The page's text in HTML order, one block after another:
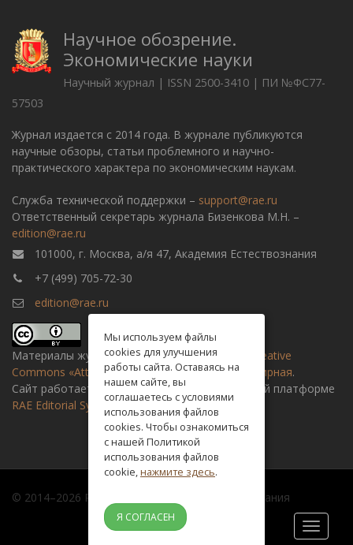
Научное обозрение.
Экономические науки
Научный журнал | ISSN 2500-3410 | ПИ №ФС77-
57503
Журнал издается с 2014 года. В журнале публикуются
научные обзоры, статьи проблемного и научно-
практического характера по экономическим наукам.
Служба технической поддержки – support@rae.ru
Ответственный секретарь журнала Бизенкова М.Н. –
edition@rae.ru
101000, г. Москва, а/я 47, Академия Естествознания
+7 (499) 705-72-30
edition@rae.ru
Материалы журнала доступны полицензии Creative
Commons «Attribution» («Атрибуция») 4.0 Всемирная.
Сайт работает на универсальной издательской платформе
RAE Editorial System
© 2014–2026 Российская академия естествознания
Toggle
Мы используем файлы
cookies для улучшения
работы сайта. Оставаясь на
нашем сайте, вы
соглашаетесь с условиями
использования файлов
cookies. Чтобы ознакомиться
с нашей Политикой
использования файлов
cookie,нажмите здесь.
Я СОГЛАСЕН